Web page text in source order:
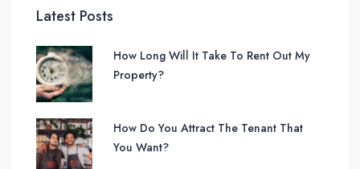
Latest Posts
How Long Will It Take To Rent Out My
Property?
How Do You Attract The Tenant That
You Want?